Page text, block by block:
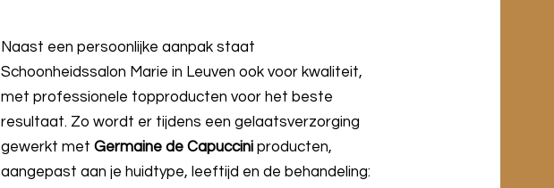
Naast een persoonlijke aanpak staat
Schoonheidssalon Marie in Leuven ook voor kwaliteit,
met professionele topproducten voor het beste
resultaat. Zo wordt er tijdens een gelaatsverzorging
gewerkt met Germaine de Capuccini producten,
aangepast aan je huidtype, leeftijd en de behandeling: